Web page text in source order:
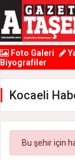
Foto Galeri
Biyografiler
Kocaeli
Bu şehir için